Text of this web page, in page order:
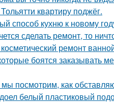
квартиру поджёг.
способ кухню к новому
сделать ремонт, то
ремонт
боятся заказывать
посмотрим, как
белый пластиковый